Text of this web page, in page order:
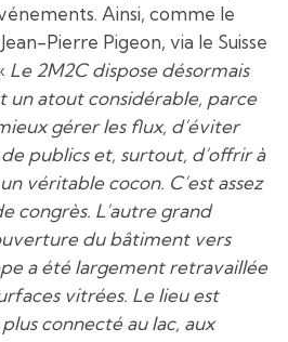
Ainsi, comme le
Pierre Pigeon, via le Suisse
Le 2M2C dispose désormais
un atout considérable, parce
gérer les flux, d’éviter
publics et, surtout, d’offrir à
véritable cocon. C’est assez
congrès. L’autre grand
du bâtiment vers
a été largement retravaillée
vitrées. Le lieu est
connecté au lac, aux